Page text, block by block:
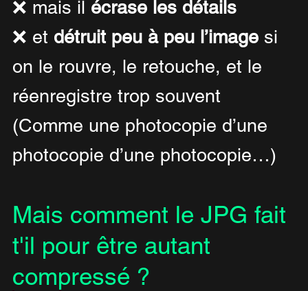
❌ mais il écrase les détails
❌ et détruit peu à peu l’image si
on le rouvre, le retouche, et le
réenregistre trop souvent
(Comme une photocopie d’une
photocopie d’une photocopie…)
Mais comment le JPG fait
t'il pour être autant
compressé ?